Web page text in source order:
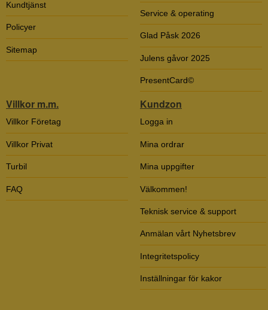
Kundtjänst
Policyer
Sitemap
Service & operating
Glad Påsk 2026
Julens gåvor 2025
PresentCard©
Villkor m.m.
Villkor Företag
Villkor Privat
Turbil
FAQ
Kundzon
Logga in
Mina ordrar
Mina uppgifter
Välkommen!
Teknisk service & support
Anmälan vårt Nyhetsbrev
Integritetspolicy
Inställningar för kakor